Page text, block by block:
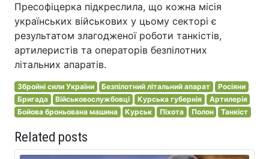
Пресофіцерка підкреслила, що кожна місія
українських військових у цьому секторі є
результатом злагодженої роботи танкістів,
артилеристів та операторів безпілотних
літальних апаратів.
Збройні сили України Безпілотний літальний апарат
Росіяни
Бригада
Військовослужбовці Курська губернія
Артилерія
Бойова броньована машина
Курськ Піхота Полон Танкіст
Related posts